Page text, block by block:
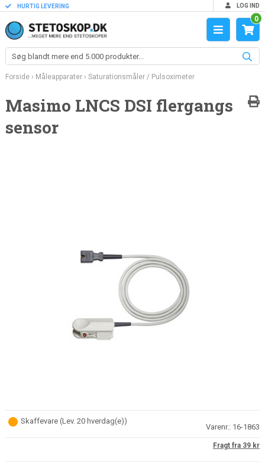
HURTIG LEVERING LOG IND
0
Forside› Måleapparater› Saturationsmåler / Pulsoximeter
Masimo LNCS DSI flergangs
sensor
Skaffevare (Lev. 20 hverdag(e))
Varenr.: 16-1863
Fragt fra 39 kr